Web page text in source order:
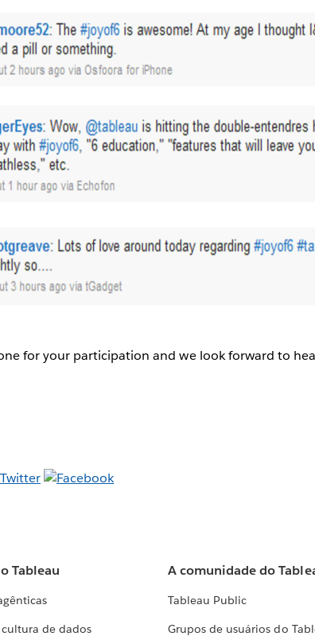
for your participation and we look forward to
Tableau
de dados
A comunidade do
Tableau Public
Grupos de usuários do